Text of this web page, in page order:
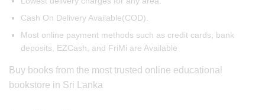
Cash On Delivery Available(COD).
Most online payment methods such as credit cards, bank
deposits, EZCash, and FriMi are Available
Buy books from the most trusted online educational
bookstore in Sri Lanka